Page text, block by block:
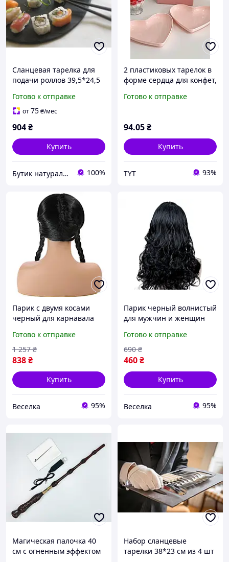
Сланцевая тарелка для
подачи роллов 39,5*24,5
Готово к отправке
от75₴/мес
904₴
Купить
Бутик натурального сланца. Производитель сланцевой посуды в Украине 100%
2 пластиковых тарелок в
форме сердца для конфет,
домашнего
Готово к отправке
94.05₴
Купить
TYT 93%
Парик с двумя косами
черный для карнавала
вечеринок 55 см FLAME
Готово к отправке
838₴
1 257 ₴
Купить
Веселка 95%
Парик черный волнистый
для мужчин и женщин
карнавала и
тематической вечеринки
FLAME
Готово к отправке
460₴
690 ₴
Купить
Веселка 95%
Магическая палочка 40
см с огненным эффектом
Набор сланцевые
тарелки 38*23 см из 4 шт